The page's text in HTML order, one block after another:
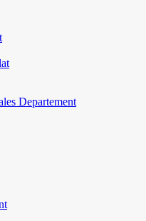
Departement